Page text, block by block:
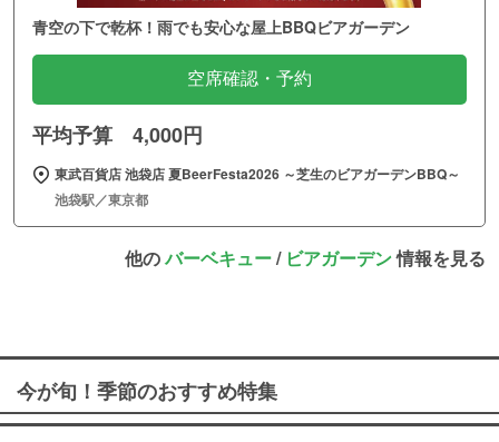
青空の下で乾杯！雨でも安心な屋上BBQビアガーデン
空席確認・予約
平均予算 4,000円
東武百貨店 池袋店 夏BeerFesta2026 ～芝生のビアガーデンBBQ～
池袋駅／東京都
他のバーベキュー/ ビアガーデン情報を見る
今が旬！季節のおすすめ特集